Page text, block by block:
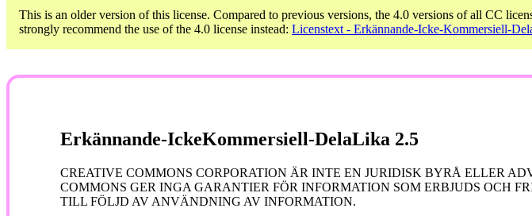
This is an older version of this license. Compared to previous versions, the 4.0 versions of all CC
strongly recommend the use of the 4.0 license instead: Licenstext - Erkännande-Icke-Kommersiell-
Erkännande-IckeKommersiell-DelaLika 2.5
CREATIVE COMMONS CORPORATION ÄR INTE EN JURIDISK BYRÅ ELLER
COMMONS GER INGA GARANTIER FÖR INFORMATION SOM ERBJUDS OCH
TILL FÖLJD AV ANVÄNDNING AV INFORMATION.